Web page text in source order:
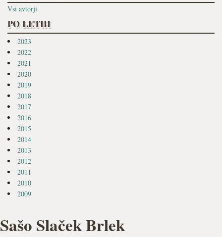
Vsi avtorji
PO LETIH
2023
2022
2021
2020
2019
2018
2017
2016
2015
2014
2013
2012
2011
2010
2009
Sašo Slaček Brlek